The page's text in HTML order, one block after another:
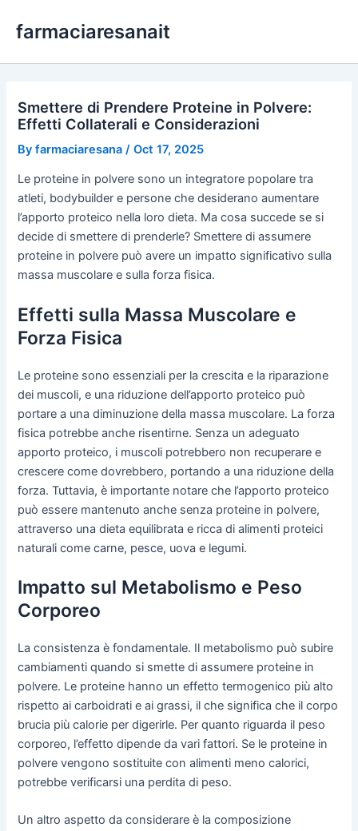
farmaciaresanait
Smettere di Prendere Proteine in Polvere:
Effetti Collaterali e Considerazioni
Byfarmaciaresana /Oct 17, 2025
Le proteine in polvere sono un integratore popolare tra
atleti, bodybuilder e persone che desiderano aumentare
l’apporto proteico nella loro dieta. Ma cosa succede se si
decide di smettere di prenderle? Smettere di assumere
proteine in polvere può avere un impatto significativo sulla
massa muscolare e sulla forza fisica.
Effetti sulla Massa Muscolare e
Forza Fisica
Le proteine sono essenziali per la crescita e la riparazione
dei muscoli, e una riduzione dell’apporto proteico può
portare a una diminuzione della massa muscolare. La forza
fisica potrebbe anche risentirne. Senza un adeguato
apporto proteico, i muscoli potrebbero non recuperare e
crescere come dovrebbero, portando a una riduzione della
forza. Tuttavia, è importante notare che l’apporto proteico
può essere mantenuto anche senza proteine in polvere,
attraverso una dieta equilibrata e ricca di alimenti proteici
naturali come carne, pesce, uova e legumi.
Impatto sul Metabolismo e Peso
Corporeo
La consistenza è fondamentale. Il metabolismo può subire
cambiamenti quando si smette di assumere proteine in
polvere. Le proteine hanno un effetto termogenico più alto
rispetto ai carboidrati e ai grassi, il che significa che il corpo
brucia più calorie per digerirle. Per quanto riguarda il peso
corporeo, l’effetto dipende da vari fattori. Se le proteine in
polvere vengono sostituite con alimenti meno calorici,
potrebbe verificarsi una perdita di peso.
Un altro aspetto da considerare è la composizione